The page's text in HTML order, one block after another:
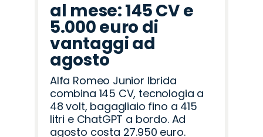
al mese: 145 CV e
5.000 euro di
vantaggi ad
agosto
Alfa Romeo Junior Ibrida
combina 145 CV, tecnologia a
48 volt, bagagliaio fino a 415
litri e ChatGPT a bordo. Ad
agosto costa 27.950 euro.